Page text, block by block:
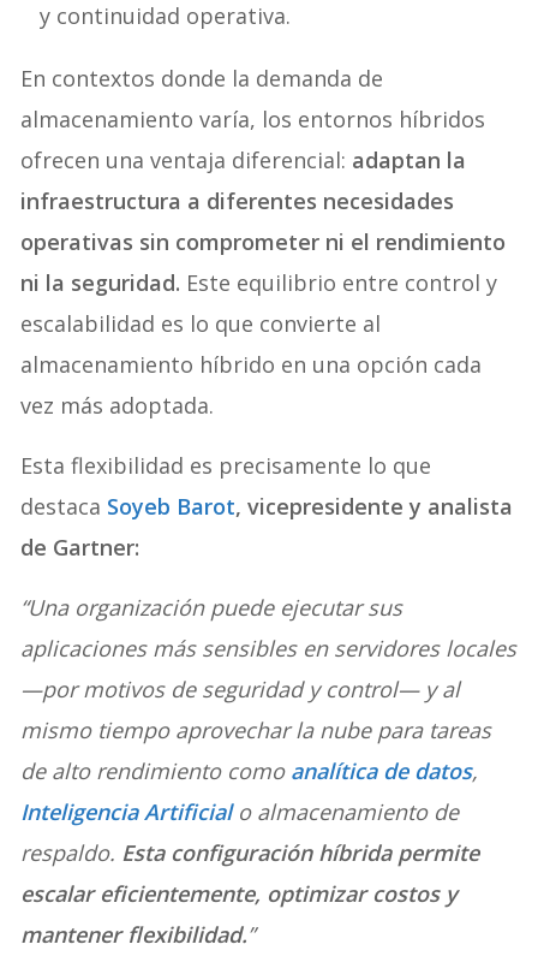
y continuidad operativa.
En contextos donde la demanda de
almacenamiento varía, los entornos híbridos
ofrecen una ventaja diferencial: adaptan la
infraestructura a diferentes necesidades
operativas sin comprometer ni el rendimiento
ni la seguridad. Este equilibrio entre control y
escalabilidad es lo que convierte al
almacenamiento híbrido en una opción cada
vez más adoptada.
Esta flexibilidad es precisamente lo que
destaca Soyeb Barot, vicepresidente y analista
de Gartner:
“Una organización puede ejecutar sus
aplicaciones más sensibles en servidores locales
—por motivos de seguridad y control— y al
mismo tiempo aprovechar la nube para tareas
de alto rendimiento comoanalítica de datos,
Inteligencia Artificialo almacenamiento de
respaldo. Esta configuración híbrida permite
escalar eficientemente, optimizar costos y
mantener flexibilidad.”